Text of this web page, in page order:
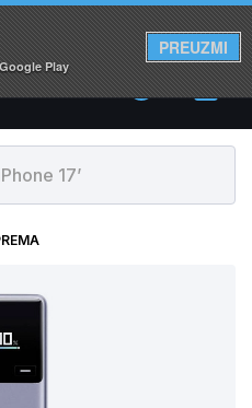
Play
PREUZMI
Slanje istog dana!
0